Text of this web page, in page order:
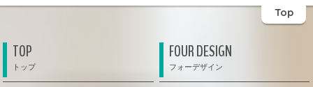
Top
TOP FOUR DESIGN